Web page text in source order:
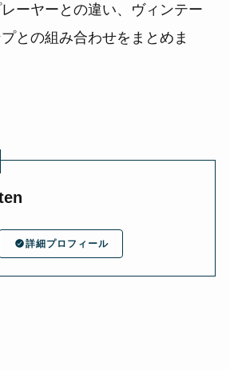
ーヤーとの違い、ヴィンテー
との組み合わせをまとめま
詳細プロフィール